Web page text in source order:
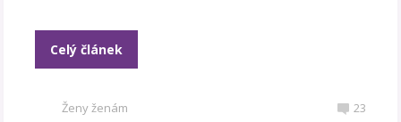
Celý článek
Ženy ženám 23